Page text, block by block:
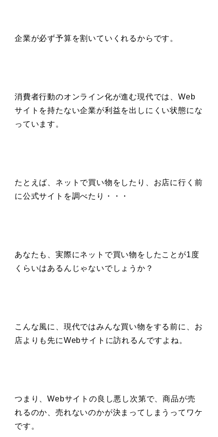
企業が必ず予算を割いていくれるからです。
消費者行動のオンライン化が進む現代では、Web
サイトを持たない企業が利益を出しにくい状態にな
っています。
たとえば、ネットで買い物をしたり、お店に行く前
に公式サイトを調べたり・・・
あなたも、実際にネットで買い物をしたことが1度
くらいはあるんじゃないでしょうか？
こんな風に、現代ではみんな買い物をする前に、お
店よりも先にWebサイトに訪れるんですよね。
つまり、Webサイトの良し悪し次第で、商品が売
れるのか、売れないのかが決まってしまうってワケ
です。